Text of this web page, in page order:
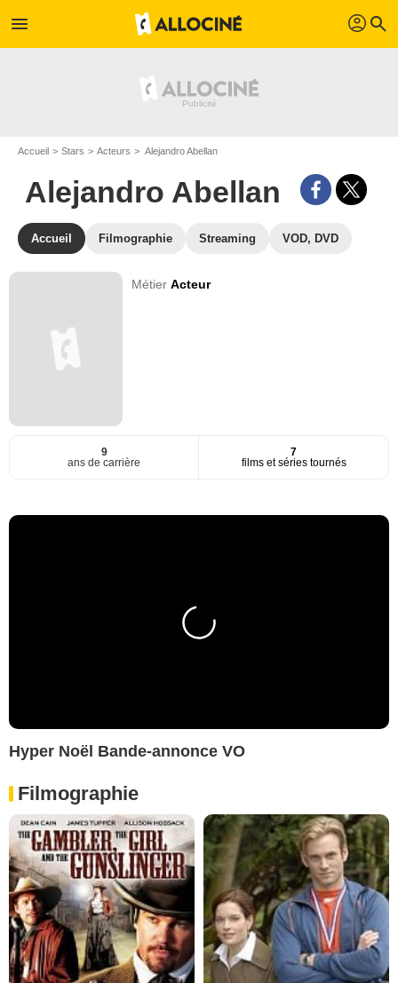
menu profil search
Accueil Stars Acteurs Alejandro Abellan
Alejandro Abellan
Accueil Filmographie Streaming VOD, DVD
MétierActeur
9
ans de carrière
7
films et séries tournés
Hyper Noël Bande-annonce VO
Filmographie